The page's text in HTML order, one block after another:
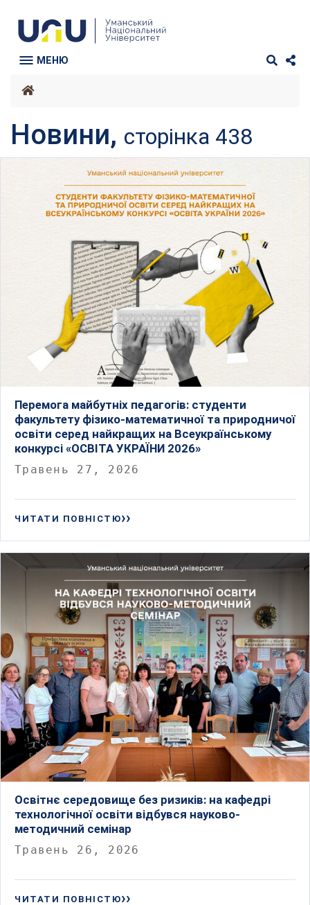
МЕНЮ
Новини, сторінка 438
Перемога майбутніх педагогів: студенти
факультету фізико-математичної та природничої
освіти серед найкращих на Всеукраїнському
конкурсі «ОСВІТА УКРАЇНИ 2026»
Травень 27, 2026
ЧИТАТИ ПОВНІСТЮ
Освітнє середовище без ризиків: на кафедрі
технологічної освіти відбувся науково-
методичний семінар
Травень 26, 2026
ЧИТАТИ ПОВНІСТЮ